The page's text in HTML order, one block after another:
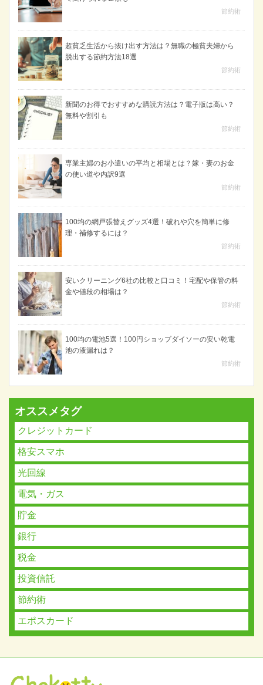
節約術
超貧乏生活から抜け出す方法は？無職の極貧夫婦から
脱出する節約方法18選
節約術
新聞のお得でおすすめな購読方法は？電子版は高い？
無料や割引も
節約術
専業主婦のお小遣いの平均と相場とは？嫁・妻のお金
の使い道や内訳9選
節約術
100均の網戸張替えグッズ4選！破れや穴を簡単に修
理・補修するには？
節約術
安いクリーニング6社の比較と口コミ！宅配や保管の料
金や値段の相場は？
節約術
100均の電池5選！100円ショップダイソーの安い乾電
池の液漏れは？
節約術
オススメタグ
クレジットカード
格安スマホ
光回線
電気・ガス
貯金
銀行
税金
投資信託
節約術
エポスカード